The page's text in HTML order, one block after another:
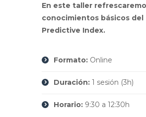
En este taller
conocimientos básicos del
Predictive Index.
Formato: Online
Duración: 1 sesión (3h)
Horario: 9:30 a 12:30h